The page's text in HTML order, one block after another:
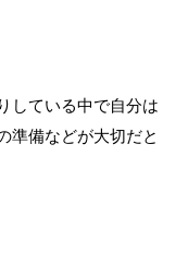
している中で自分は
準備などが大切だと